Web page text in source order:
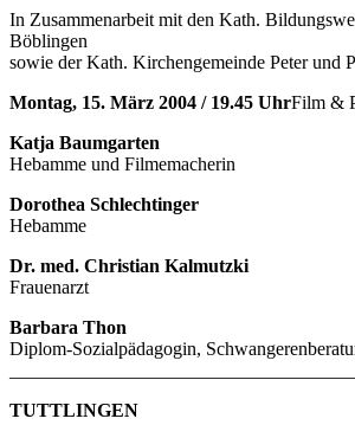
In Zusammenarbeit mit den Kath.
Böblingen
sowie der Kath. Kirchengemeinde Peter und
Montag, 15. März 2004 / 19.45 UhrFilm &
Katja Baumgarten
Hebamme und Filmemacherin
Dorothea Schlechtinger
Hebamme
Dr. med. Christian Kalmutzki
Frauenarzt
Barbara Thon
Diplom-Sozialpädagogin,
TUTTLINGEN